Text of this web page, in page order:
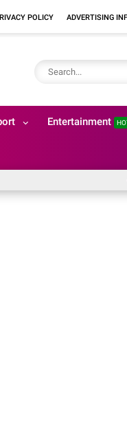
POLICY ADVERTISING
Entertainment
Dari